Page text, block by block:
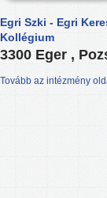
Egri Szki - Egri
Kollégium
3300 Eger ,
Tovább az intézmény